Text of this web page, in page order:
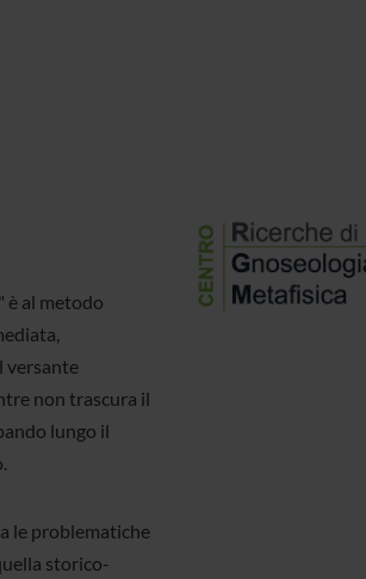
è al metodo
versante
non trascura il
lungo il
le problematiche
storico-